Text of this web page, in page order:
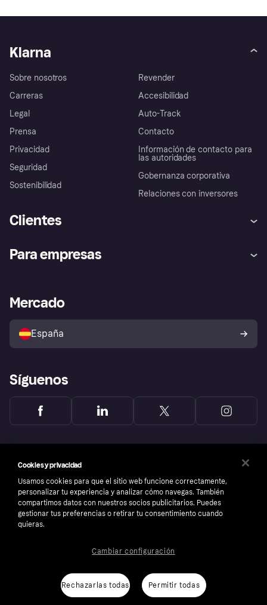
Klarna
Sobre nosotros
Carreras
Legal
Prensa
Privacidad
Seguridad
Sostenibilidad
Revender
Accesibilidad
Auto-Track
Contacto
Información de contacto para
las autoridades
Gobernanza corporativa
Relaciones con inversores
Clientes
Inicio de sesión
Directorio de tiendas
Política de protección al
comprador de Klarna
Reclamaciones
Para empresas
Acceso empresas
Mercado
España
Síguenos
Número de empresa: 556737-0431
Aviso Sobre CookiesKlarna.com
Cookies y privacidad
Usamos cookies para que el sitio web funcione correctamente,
personalizar tu experiencia y analizar cómo navegas. También
compartimos datos con nuestros socios publicitarios. Puedes
gestionar tus preferencias o retirar tu consentimiento cuando
quieras.
Rechazarlas todas Permitir todas
Cambiar configuración